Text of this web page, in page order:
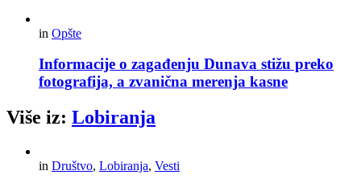
in Opšte
Informacije o zagađenju Dunava stižu preko
fotografija, a zvanična merenja kasne
Više iz: Lobiranja
in Društvo, Lobiranja, Vesti